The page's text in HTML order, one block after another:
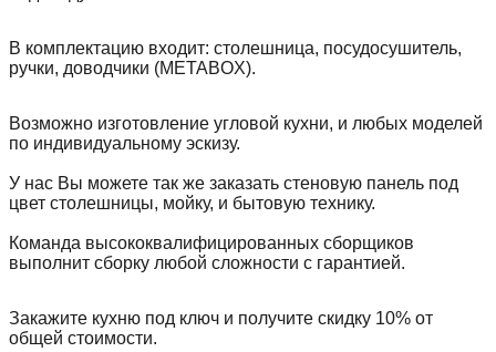
В комплектацию входит: столешница, посудосушитель,
ручки, доводчики (METABOX).
Возможно изготовление угловой кухни, и любых моделей
по индивидуальному эскизу.
У нас Вы можете так же заказать стеновую панель под
цвет столешницы, мойку, и бытовую технику.
Команда высококвалифицированных сборщиков
выполнит сборку любой сложности с гарантией.
Закажите кухню под ключ и получите скидку 10% от
общей стоимости.